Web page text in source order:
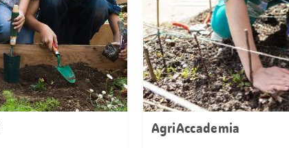
AgriAccademia